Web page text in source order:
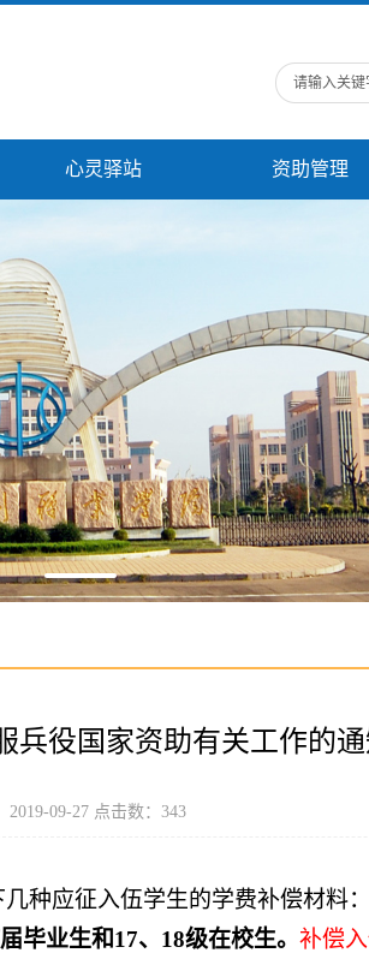
心灵驿站 资助管理
兵役国家资助有关工作的通
09-27 点击数： 343
种应征入伍学生的学费补偿材料：
毕业生和17、18级在校生。 补偿